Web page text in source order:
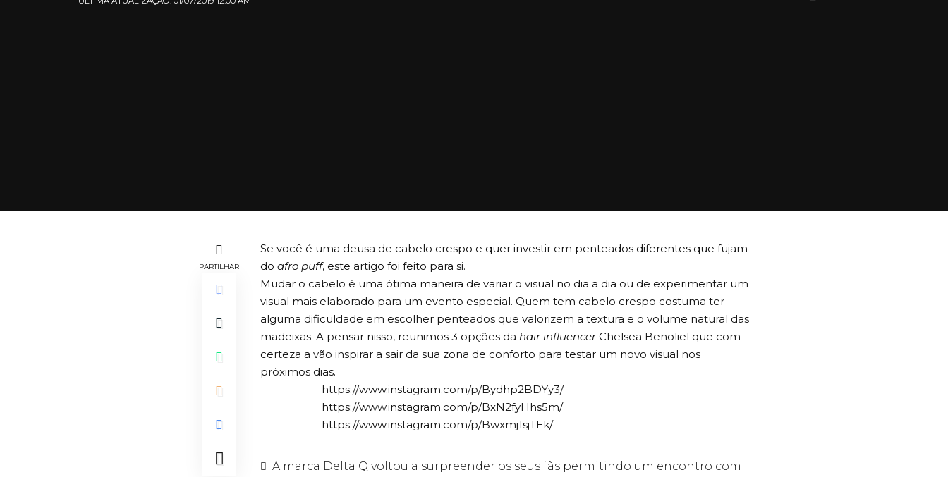
PARTILHAR
Se você é uma deusa de cabelo crespo e quer investir em penteados diferentes que fujam
do afro puff, este artigo foi feito para si.
Mudar o cabelo é uma ótima maneira de variar o visual no dia a dia ou de experimentar um
visual mais elaborado para um evento especial. Quem tem cabelo crespo costuma ter
alguma dificuldade em escolher penteados que valorizem a textura e o volume natural das
madeixas. A pensar nisso, reunimos 3 opções da hair influencer Chelsea Benoliel que com
certeza a vão inspirar a sair da sua zona de conforto para testar um novo visual nos
próximos dias.
https://www.instagram.com/p/Bydhp2BDYy3/
https://www.instagram.com/p/BxN2fyHhs5m/
https://www.instagram.com/p/Bwxmj1sjTEk/
A marca Delta Q voltou a surpreender os seus fãs permitindo um encontro com